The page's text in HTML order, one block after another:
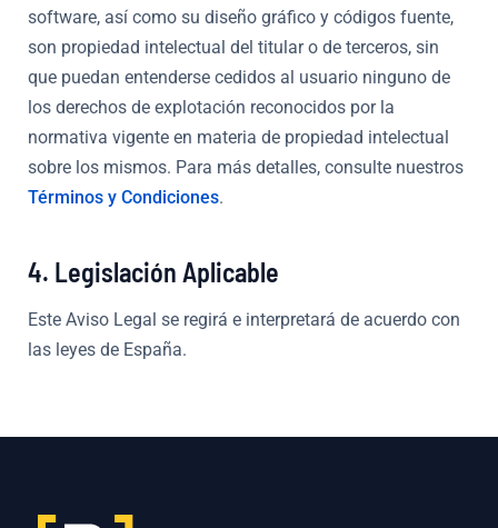
software, así como su diseño gráfico y códigos fuente,
son propiedad intelectual del titular o de terceros, sin
que puedan entenderse cedidos al usuario ninguno de
los derechos de explotación reconocidos por la
normativa vigente en materia de propiedad intelectual
sobre los mismos. Para más detalles, consulte nuestros
Términos y Condiciones.
4. Legislación Aplicable
Este Aviso Legal se regirá e interpretará de acuerdo con
las leyes de España.